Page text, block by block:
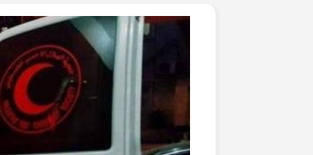
وفد من تيار
ومشاركة في وقفة
تيار الإصلاح
لتكريم أسر
تيار الإصلاح
(العهد والوفاء)